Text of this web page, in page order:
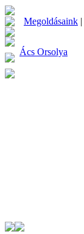
Megoldásaink |
Ács Orsolya